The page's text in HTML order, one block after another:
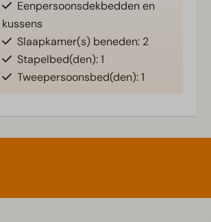
Eenpersoonsdekbedden en
kussens
Slaapkamer(s) beneden: 2
Stapelbed(den): 1
Tweepersoonsbed(den): 1